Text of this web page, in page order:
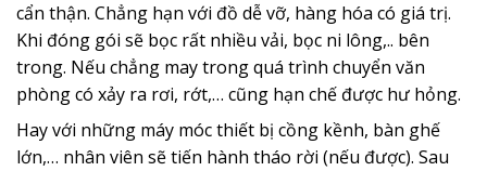
cẩn thận. Chẳng hạn với đồ dễ vỡ, hàng hóa có giá trị.
Khi đóng gói sẽ bọc rất nhiều vải, bọc ni lông,.. bên
trong. Nếu chẳng may trong quá trình chuyển văn
phòng có xảy ra rơi, rớt,… cũng hạn chế được hư hỏng.
Hay với những máy móc thiết bị cồng kềnh, bàn ghế
lớn,… nhân viên sẽ tiến hành tháo rời (nếu được). Sau